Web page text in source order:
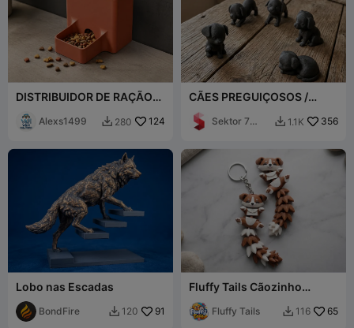
DISTRIBUIDOR DE RAÇÃO
ESTIMAÇÃO
Alexs1499  280 124
CÃES PREGUIÇOSOS /
DE CÃES / ESCULTURAS
PRETAS
Sektor 7
 1.1K 356
Lobo nas Escadas
BondFire  120 91
Fluffy Tails Cãozinho
Flexível Fofo -
Brinquedo/Chaveiro
Fluffy Tails  116 65